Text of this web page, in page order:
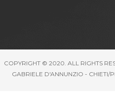
COPYRIGHT © 2020. ALL RIGHTS
GABRIELE D'ANNUNZIO - CHIETI/